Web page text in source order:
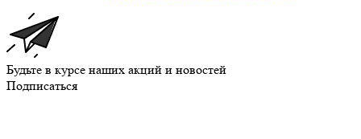
Будьте в курсе наших акций и новостей
Подписаться